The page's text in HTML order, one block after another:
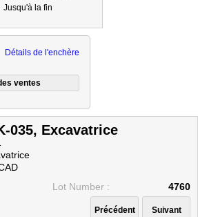
D'OUVERTURE
ACHETEURS
(VENDEURS)
DE PAIEMENT
Jusqu'à la fin
Détails de l'enchère
035, Excavatrice
Lot Number :
4760